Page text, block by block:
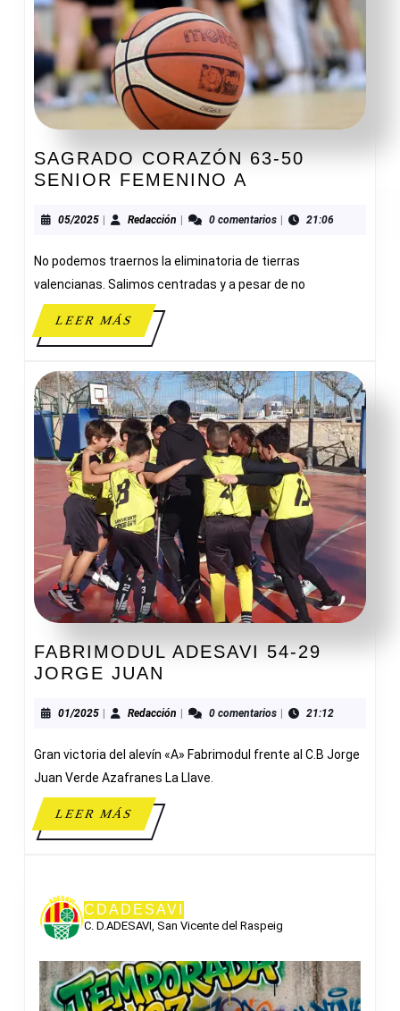
SAGRADO CORAZÓN 63-50
SENIOR FEMENINO A
63-
SENIOR
FEMENINO
05/202505/2025Redacción Redacción0 comentarios 21:06
No podemos traernos la eliminatoria de tierras
valencianas. Salimos centradas y a pesar de no
LEER MÁSLEER
MÁS
FABRIMODUL ADESAVI 54-29
JORGE JUAN
54-
JORGE
JUAN
01/202501/2025Redacción Redacción0 comentarios 21:12
Gran victoria del alevín «A» Fabrimodul frente al C.B Jorge
Juan Verde Azafranes La Llave.
LEER MÁSLEER
MÁS
CDADESAVI
C. D.ADESAVI, San Vicente del Raspeig